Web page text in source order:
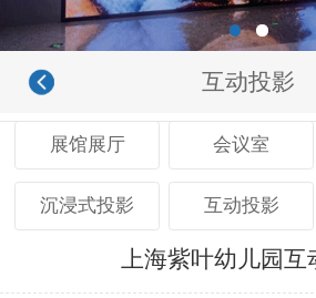
互动投影
展馆展厅 会议室
沉浸式投影 互动投影
上海紫叶幼儿园互